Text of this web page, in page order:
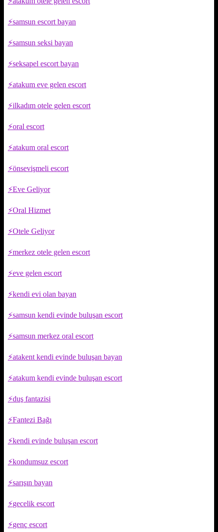
samsun escort bayan
samsun seksi bayan
seksapel escort bayan
atakum eve gelen escort
ilkadım otele gelen escort
oral escort
atakum oral escort
önsevişmeli escort
Eve Geliyor
Oral Hizmet
Otele Geliyor
merkez otele gelen escort
eve gelen escort
kendi evi olan bayan
samsun kendi evinde buluşan escort
samsun merkez oral escort
atakent kendi evinde buluşan bayan
atakum kendi evinde buluşan escort
duş fantazisi
Fantezi Bağı
kendi evinde buluşan escort
kondumsuz escort
sarışın bayan
gecelik escort
genç escort